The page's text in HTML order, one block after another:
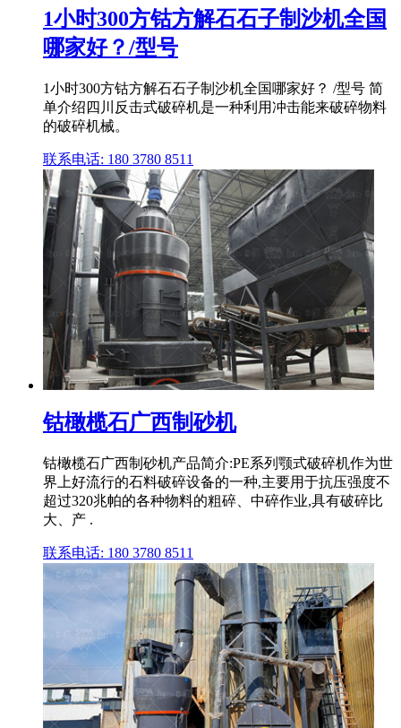
1小时300方钴方解石石子制沙机全国
哪家好？/型号
1小时300方钴方解石石子制沙机全国哪家好？ /型号 简
单介绍四川反击式破碎机是一种利用冲击能来破碎物料
的破碎机械。
联系电话: 180 3780 8511
钴橄榄石广西制砂机
钴橄榄石广西制砂机产品简介:PE系列颚式破碎机作为世
界上好流行的石料破碎设备的一种,主要用于抗压强度不
超过320兆帕的各种物料的粗碎、中碎作业,具有破碎比
大、产 .
联系电话: 180 3780 8511